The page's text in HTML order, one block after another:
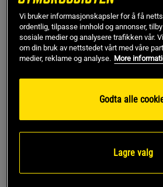
Om du kjenner at utviklingen står
treningsrutinen din ikke lengre
dette på er å endre repetisjoner.
La oss si at du ikke kan øke fra 50
set, legg på 5-10 kg. Da kanskje du
men du har lagt på en tyngre
stimulering av av biceps. Tips er å
Vi bruker informasjonskapsler for å få
ordentlig, tilpasse innhold og annonser,
sosiale medier og analysere trafikken vår.
om din bruk av nettstedet vårt med våre
medier, reklame og analyse. More
Godta alle
Lagre valg